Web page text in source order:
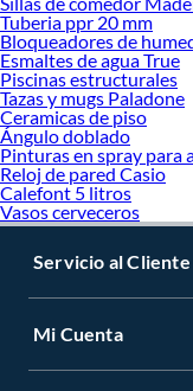
Tuberia ppr 20 mm
Bloqueadores de
Esmaltes de agua True
Piscinas estructurales
Tazas y mugs Paladone
Ceramicas de piso
Ángulo doblado
Pinturas en spray para
Reloj de pared Casio
Calefont 5 litros
Vasos cerveceros
Servicio al Cliente
Mi Cuenta